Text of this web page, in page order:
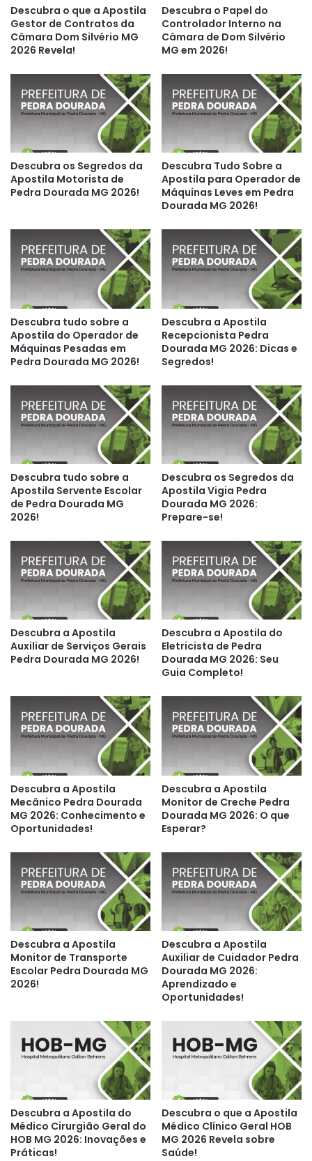
Descubra o que a Apostila
Gestor de Contratos da
Câmara Dom Silvério MG
2026 Revela!
Descubra o Papel do
Controlador Interno na
Câmara de Dom Silvério
MG em 2026!
Descubra os Segredos da
Apostila Motorista de
Pedra Dourada MG 2026!
Descubra Tudo Sobre a
Apostila para Operador de
Máquinas Leves em Pedra
Dourada MG 2026!
Descubra tudo sobre a
Apostila do Operador de
Máquinas Pesadas em
Pedra Dourada MG 2026!
Descubra a Apostila
Recepcionista Pedra
Dourada MG 2026: Dicas e
Segredos!
Descubra tudo sobre a
Apostila Servente Escolar
de Pedra Dourada MG
2026!
Descubra os Segredos da
Apostila Vigia Pedra
Dourada MG 2026:
Prepare-se!
Descubra a Apostila
Auxiliar de Serviços Gerais
Pedra Dourada MG 2026!
Descubra a Apostila do
Eletricista de Pedra
Dourada MG 2026: Seu
Guia Completo!
Descubra a Apostila
Mecânico Pedra Dourada
MG 2026: Conhecimento e
Oportunidades!
Descubra a Apostila
Monitor de Creche Pedra
Dourada MG 2026: O que
Esperar?
Descubra a Apostila
Monitor de Transporte
Escolar Pedra Dourada MG
2026!
Descubra a Apostila
Auxiliar de Cuidador Pedra
Dourada MG 2026:
Aprendizado e
Oportunidades!
Descubra a Apostila do
Médico Cirurgião Geral do
HOB MG 2026: Inovações e
Práticas!
Descubra o que a Apostila
Médico Clínico Geral HOB
MG 2026 Revela sobre
Saúde!